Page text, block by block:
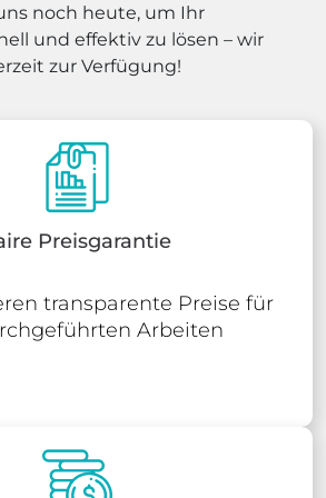
noch heute, um Ihr
und effektiv zu lösen – wir
zur Verfügung!
Preisgarantie
transparente Preise für
Arbeiten